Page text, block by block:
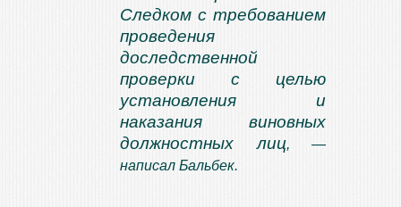
Следком с требованием
проведения
доследственной
проверки с целью
установления и
наказания виновных
должностных лиц, —
написал Бальбек.